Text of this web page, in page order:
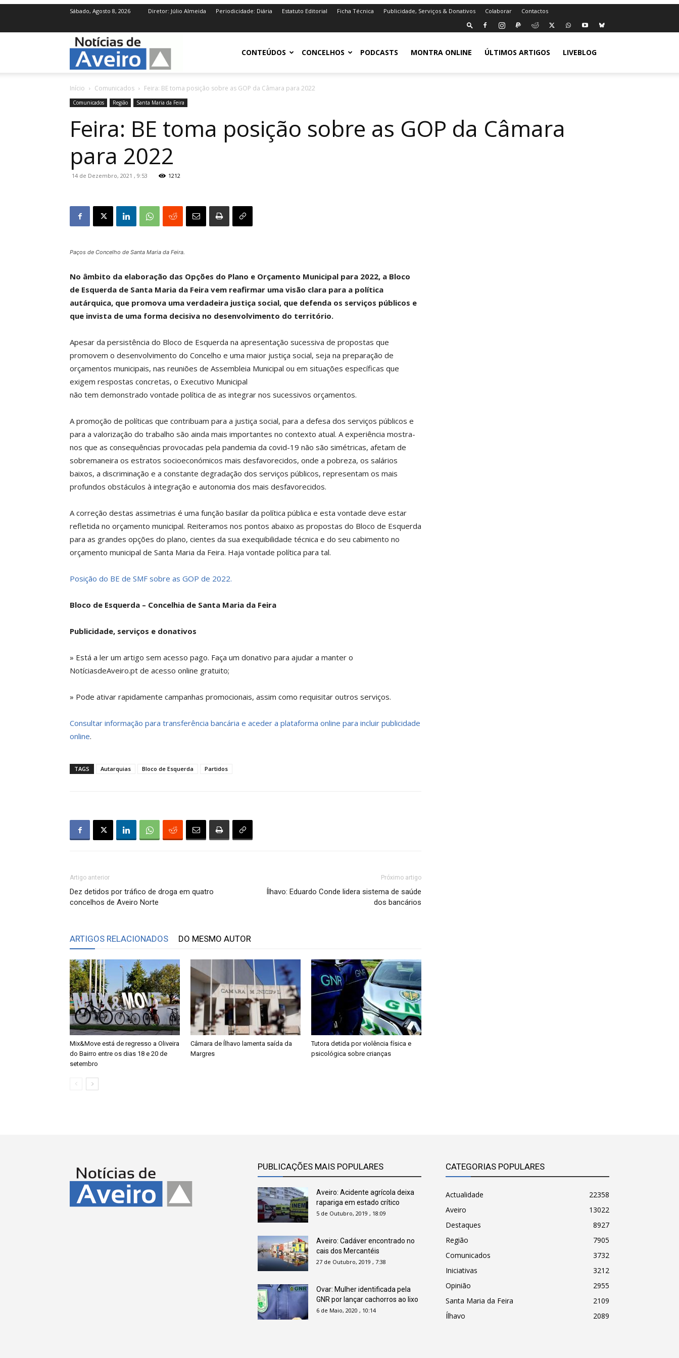
Sábado, Agosto 8, 2026 Diretor: Júlio Almeida Periodicidade: Diária Estatuto Editorial Ficha Técnica Publicidade, Serviços & Donativos Colaborar Contactos
NotíciasdeAveiro.ptCONTEÚDOS CONCELHOS PODCASTS MONTRA ONLINE ÚLTIMOS ARTIGOS LIVEBLOG
Início Comunicados Feira: BE toma posição sobre as GOP da Câmara para 2022
Comunicados Região Santa Maria da Feira
Feira: BE toma posição sobre as GOP da Câmara
para 2022
14 de Dezembro, 2021 , 9:53 1212
Paços de Concelho de Santa Maria da Feira.
No âmbito da elaboração das Opções do Plano e Orçamento Municipal para 2022, a Bloco
de Esquerda de Santa Maria da Feira vem reafirmar uma visão clara para a política
autárquica, que promova uma verdadeira justiça social, que defenda os serviços públicos e
que invista de uma forma decisiva no desenvolvimento do território.
Apesar da persistência do Bloco de Esquerda na apresentação sucessiva de propostas que
promovem o desenvolvimento do Concelho e uma maior justiça social, seja na preparação de
orçamentos municipais, nas reuniões de Assembleia Municipal ou em situações específicas que
exigem respostas concretas, o Executivo Municipal
não tem demonstrado vontade política de as integrar nos sucessivos orçamentos.
A promoção de políticas que contribuam para a justiça social, para a defesa dos serviços públicos e
para a valorização do trabalho são ainda mais importantes no contexto atual. A experiência mostra-
nos que as consequências provocadas pela pandemia da covid-19 não são simétricas, afetam de
sobremaneira os estratos socioeconómicos mais desfavorecidos, onde a pobreza, os salários
baixos, a discriminação e a constante degradação dos serviços públicos, representam os mais
profundos obstáculos à integração e autonomia dos mais desfavorecidos.
A correção destas assimetrias é uma função basilar da política pública e esta vontade deve estar
refletida no orçamento municipal. Reiteramos nos pontos abaixo as propostas do Bloco de Esquerda
para as grandes opções do plano, cientes da sua exequibilidade técnica e do seu cabimento no
orçamento municipal de Santa Maria da Feira. Haja vontade política para tal.
Posição do BE de SMF sobre as GOP de 2022.
Bloco de Esquerda – Concelhia de Santa Maria da Feira
Publicidade, serviços e donativos
» Está a ler um artigo sem acesso pago. Faça um donativo para ajudar a manter o
NotíciasdeAveiro.pt de acesso online gratuito;
» Pode ativar rapidamente campanhas promocionais, assim como requisitar outros serviços.
Consultar informação para transferência bancária e aceder a plataforma online para incluir publicidade
online.
TAGS Autarquias Bloco de Esquerda Partidos
Artigo anterior
Dez detidos por tráfico de droga em quatro
concelhos de Aveiro Norte
Próximo artigo
Ílhavo: Eduardo Conde lidera sistema de saúde
dos bancários
ARTIGOS RELACIONADOS DO MESMO AUTOR
Mix&Move está de regresso a Oliveira
do Bairro entre os dias 18 e 20 de
setembro
Câmara de Ílhavo lamenta saída da
Margres
Tutora detida por violência física e
psicológica sobre crianças
PUBLICAÇÕES MAIS POPULARES
Aveiro: Acidente agrícola deixa
rapariga em estado crítico
5 de Outubro, 2019 , 18:09
Aveiro: Cadáver encontrado no
cais dos Mercantéis
27 de Outubro, 2019 , 7:38
Ovar: Mulher identificada pela
GNR por lançar cachorros ao lixo
6 de Maio, 2020 , 10:14
CATEGORIAS POPULARES
Actualidade
22358
Aveiro
13022
Destaques
8927
Região
7905
Comunicados
3732
Iniciativas
3212
Opinião
2955
Santa Maria da Feira
2109
Ílhavo
2089